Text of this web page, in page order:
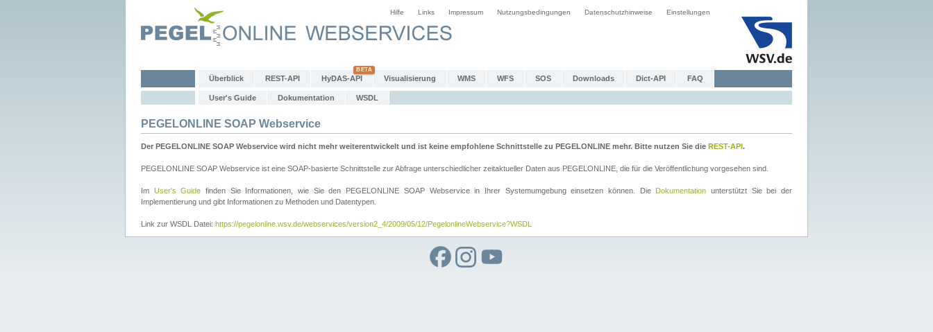
Hilfe Links Impressum Nutzungsbedingungen Datenschutzhinweise Einstellungen
Überblick REST-API HyDAS-API Visualisierung WMS WFS SOS Downloads Dict-API FAQ
User's Guide Dokumentation WSDL
PEGELONLINE SOAP Webservice
Der PEGELONLINE SOAP Webservice wird nicht mehr weiterentwickelt und ist keine empfohlene Schnittstelle zu PEGELONLINE mehr. Bitte nutzen Sie die REST-API.
PEGELONLINE SOAP Webservice ist eine SOAP-basierte Schnittstelle zur Abfrage unterschiedlicher zeitaktueller Daten aus PEGELONLINE, die für die Veröffentlichung vorgesehen sind.
Im User's Guide finden Sie Informationen, wie Sie den PEGELONLINE SOAP Webservice in Ihrer Systemumgebung einsetzen können. Die Dokumentation unterstützt Sie bei der
Implementierung und gibt Informationen zu Methoden und Datentypen.
Link zur WSDL Datei: https://pegelonline.wsv.de/webservices/version2_4/2009/05/12/PegelonlineWebservice?WSDL